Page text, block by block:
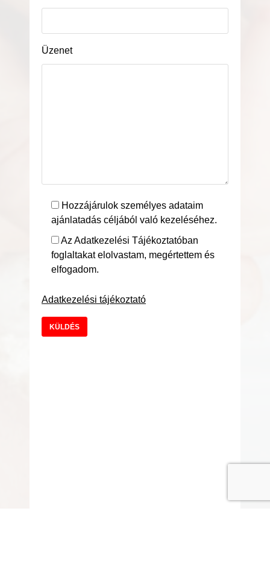
Üzenet
Hozzájárulok személyes adataim
ajánlatadás céljából való kezeléséhez.
Az Adatkezelési Tájékoztatóban
foglaltakat elolvastam, megértettem és
elfogadom.
Adatkezelési tájékoztató